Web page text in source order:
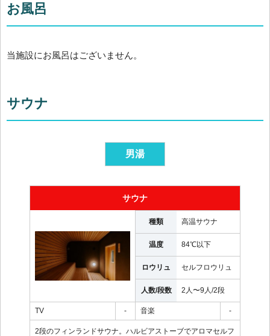
お風呂
当施設にお風呂はございません。
サウナ
男湯
サウナ
種類 高温サウナ
温度 84℃以下
ロウリュ セルフロウリュ
人数/段数 2人〜9人/2段
TV - 音楽 -
2段のフィンランドサウナ。ハルビアストーブでアロマセルフ